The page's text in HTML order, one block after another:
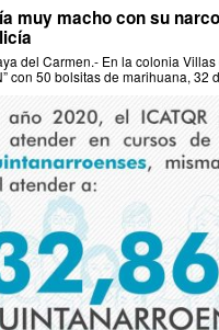
muy macho con su
del Carmen.- En la colonia
con 50 bolsitas de marihuana, 32